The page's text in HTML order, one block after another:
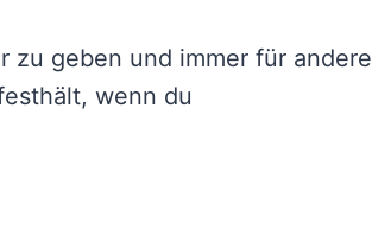
zu geben und immer für andere
wenn du